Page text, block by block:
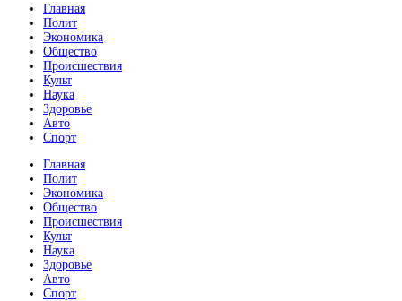
Главная
Полит
Экономика
Общество
Происшествия
Культ
Наука
Здоровье
Авто
Спорт
Главная
Полит
Экономика
Общество
Происшествия
Культ
Наука
Здоровье
Авто
Спорт